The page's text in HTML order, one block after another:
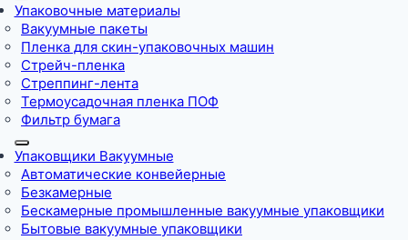
Упаковочные материалы
Вакуумные пакеты
Пленка для скин-упаковочных машин
Стрейч-пленка
Стреппинг-лента
Термоусадочная пленка ПОФ
Фильтр бумага
Упаковщики Вакуумные
Автоматические конвейерные
Безкамерные
Бескамерные промышленные вакуумные упаковщики
Бытовые вакуумные упаковщики